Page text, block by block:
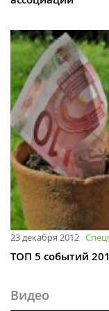
23 декабря 2012
ТОП 5 событий
Видео